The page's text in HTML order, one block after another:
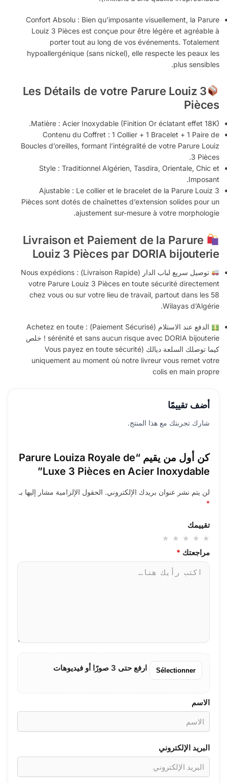
Confort Absolu : Bien qu’imposante visuellement, la Parure
Louiz 3 Pièces est conçue pour être légère et agréable à
porter tout au long de vos événements. Totalement
hypoallergénique (sans nickel), elle respecte les peaux les
plus sensibles.
Les Détails de votre Parure Louiz 3
Pièces
Matière : Acier Inoxydable (Finition Or éclatant effet 18K).
Contenu du Coffret : 1 Collier + 1 Bracelet + 1 Paire de
Boucles d’oreilles, formant l’intégralité de votre Parure Louiz
3 Pièces.
Style : Traditionnel Algérien, Tasdira, Orientale, Chic et
Imposant.
Ajustable : Le collier et le bracelet de la Parure Louiz 3
Pièces sont dotés de chaînettes d’extension solides pour un
ajustement sur-mesure à votre morphologie.
Livraison et Paiement de la Parure
Louiz 3 Pièces par DORIA bijouterie
توصيل سريع لباب الدار (Livraison Rapide) : Nous expédions
votre Parure Louiz 3 Pièces en toute sécurité directement
chez vous ou sur votre lieu de travail, partout dans les 58
Wilayas d’Algérie.
الدفع عند الاستلام (Paiement Sécurisé) : Achetez en toute
sérénité et sans aucun risque avec DORIA bijouterie ! خلص
كيما توصلك السلعة ديالك (Vous payez en toute sécurité
uniquement au moment où notre livreur vous remet votre
colis en main propre
أضف تقييمًا
شارك تجربتك مع هذا المنتج.
كن أول من يقيم “Parure Louiza Royale de
Luxe 3 Pièces en Acier Inoxydable”
لن يتم نشر عنوان بريدك الإلكتروني. الحقول الإلزامية مشار إليها بـ
*
تقييمك
مراجعتك *
Sélectionner ارفع حتى 3 صورًا أو فيديوهات
الاسم
البريد الإلكتروني